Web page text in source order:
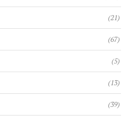
(21)
(67)
(5)
(13)
(39)